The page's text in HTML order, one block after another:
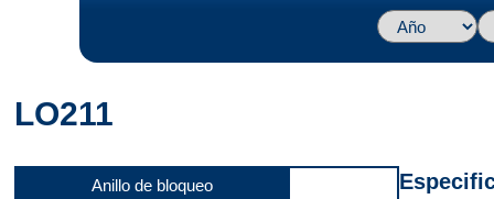
LO211
Anillo de bloqueo